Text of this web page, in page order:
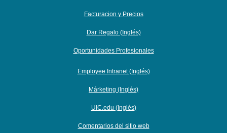
Facturacion y Precios
Dar Regalo (Inglés)
Oportunidades Profesionales
Employee Intranet (Inglés)
Márketing (Inglés)
UIC.edu (Inglés)
Comentarios del sitio web